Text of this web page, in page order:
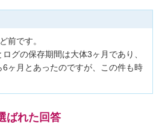
前です。
グの保存期間は大体3ヶ月であり、
ヶ月とあったのですが、この件も時
ばれた回答